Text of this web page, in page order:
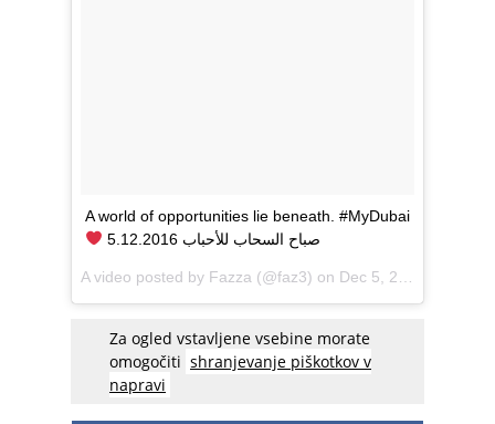
A world of opportunities lie beneath. #MyDubai
5.12.2016 صباح السحاب للأحباب
A video posted by Fazza (@faz3) on Dec 5, 2016 at 11:00pm PST
Za ogled vstavljene vsebine morate
omogočiti shranjevanje piškotkov v
napravi